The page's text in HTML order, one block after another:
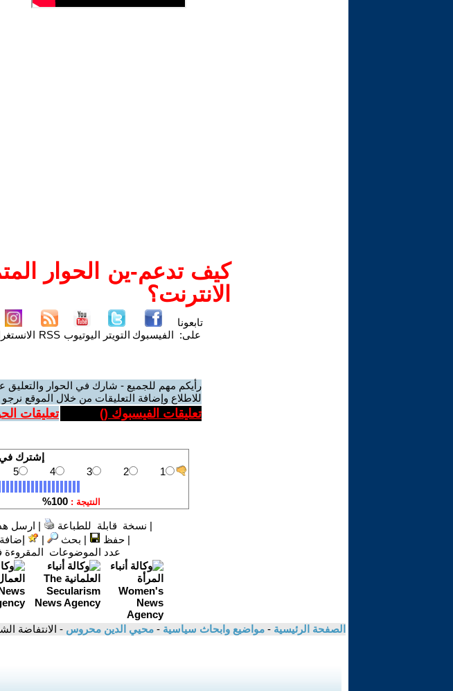
كيف تدعم-ين الحوار
الانترنت؟
تابعونا
على: الفيسبوك التويتر اليوتيوب RSS
رأيكم مهم للجميع - شارك في الحوار والتعليق
للاطلاع وإضافة التعليقات من خلال الموقع
تعليقات الفيسبوك () تعليقات
| نسخة قابلة للطباعة | ارسل
|حفظ | بحث |
عدد الموضوعات المقروءة
الصفحة الرئيسية - مواضيع وابحاث سياسية - محيي الدين محروس - الانتفاضة